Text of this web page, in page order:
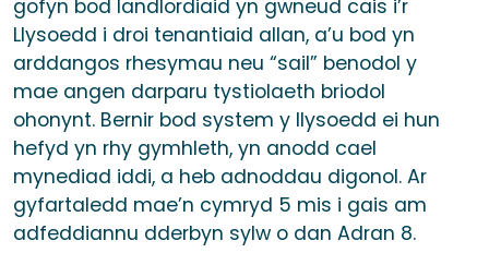
gofyn bod landlordiaid yn gwneud cais i’r
Llysoedd i droi tenantiaid allan, a’u bod yn
arddangos rhesymau neu “sail” benodol y
mae angen darparu tystiolaeth briodol
ohonynt. Bernir bod system y llysoedd ei hun
hefyd yn rhy gymhleth, yn anodd cael
mynediad iddi, a heb adnoddau digonol. Ar
gyfartaledd mae’n cymryd 5 mis i gais am
adfeddiannu dderbyn sylw o dan Adran 8.